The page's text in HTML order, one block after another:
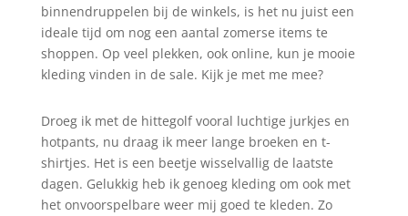
binnendruppelen bij de winkels, is het nu juist een
ideale tijd om nog een aantal zomerse items te
shoppen. Op veel plekken, ook online, kun je mooie
kleding vinden in de sale. Kijk je met me mee?
Droeg ik met de hittegolf vooral luchtige jurkjes en
hotpants, nu draag ik meer lange broeken en t-
shirtjes. Het is een beetje wisselvallig de laatste
dagen. Gelukkig heb ik genoeg kleding om ook met
het onvoorspelbare weer mij goed te kleden. Zo